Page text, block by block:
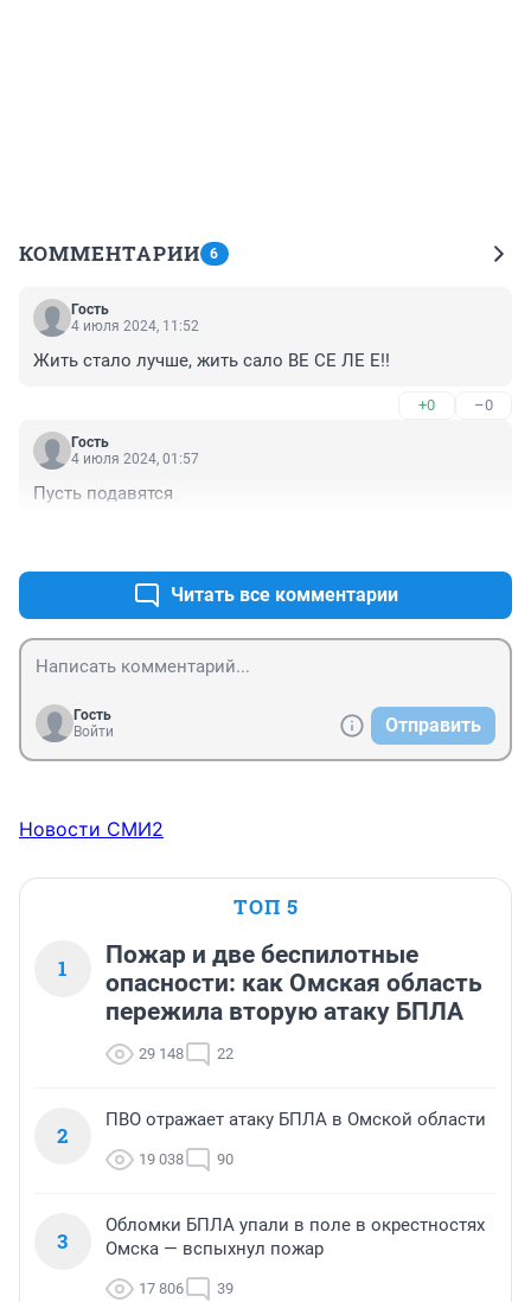
КОММЕНТАРИИ 6
Гость
4 июля 2024, 11:52
Жить стало лучше, жить сало ВЕ СЕ ЛЕ Е!!
+0 –0
Гость
4 июля 2024, 01:57
Пусть подавятся
Читать все комментарии
Гость
Войти
Отправить
Новости СМИ2
ТОП 5
1
Пожар и две беспилотные
опасности: как Омская область
пережила вторую атаку БПЛА
29 148 22
2
ПВО отражает атаку БПЛА в Омской области
19 038 90
3
Обломки БПЛА упали в поле в окрестностях
Омска — вспыхнул пожар
17 806 39